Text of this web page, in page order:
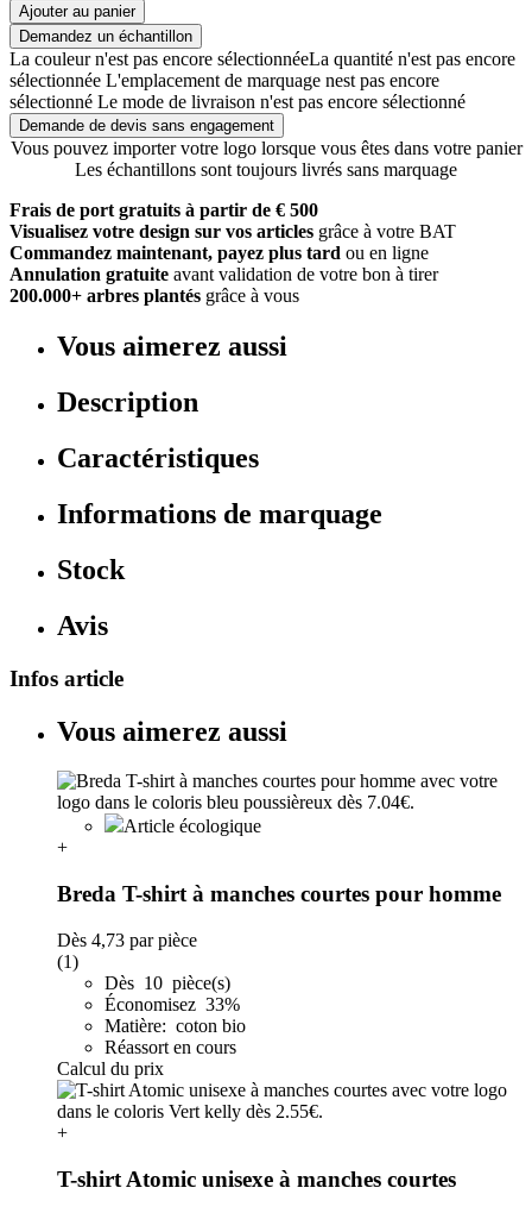
Ajouter au panier
Demandez un échantillon
La couleur n'est pas encore sélectionnéeLa quantité n'est pas encore
sélectionnée L'emplacement de marquage nest pas encore
sélectionné Le mode de livraison n'est pas encore sélectionné
Demande de devis sans engagement
Vous pouvez importer votre logo lorsque vous êtes dans votre panier
Les échantillons sont toujours livrés sans marquage
Frais de port gratuits à partir de € 500
Visualisez votre design sur vos articles grâce à votre BAT
Commandez maintenant, payez plus tard ou en ligne
Annulation gratuite avant validation de votre bon à tirer
200.000+ arbres plantés grâce à vous
Vous aimerez aussi
Description
Caractéristiques
Informations de marquage
Stock
Avis
Infos article
Vous aimerez aussi
Article écologique
+
Breda T-shirt à manches courtes pour homme
Dès 4,73 par pièce
(1)
Dès 10 pièce(s)
Économisez 33%
Matière: coton bio
Réassort en cours
Calcul du prix
+
T-shirt Atomic unisexe à manches courtes